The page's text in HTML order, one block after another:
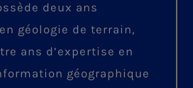
deux ans
géologie de terrain,
ans d’expertise en
géographique